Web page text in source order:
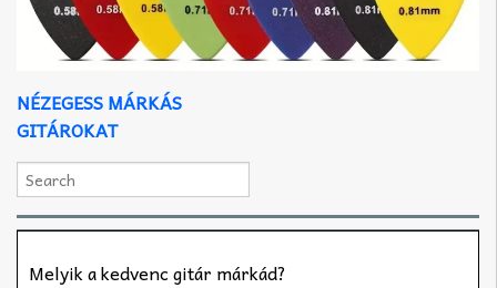
NÉZEGESS MÁRKÁS
GITÁROKAT
Melyik a kedvenc gitár márkád?